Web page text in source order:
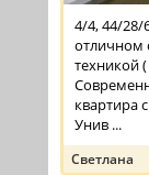
4/4, 44/28/
отличном
техникой
квартира
Унив ...
Светлана